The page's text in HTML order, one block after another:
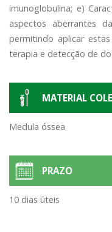
imunoglobulina; e)
aspectos aberrantes
permitindo aplicar
terapia e detecção de
MATERIAL
Medula óssea
PRAZO
10 dias úteis